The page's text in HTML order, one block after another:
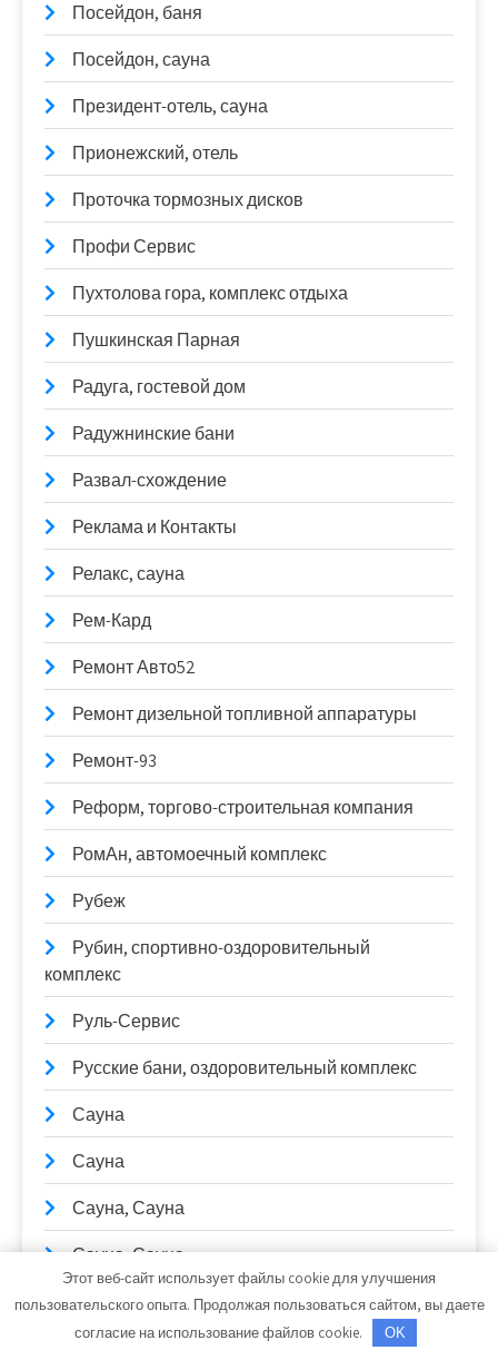
Посейдон, баня
Посейдон, сауна
Президент-отель, сауна
Прионежский, отель
Проточка тормозных дисков
Профи Сервис
Пухтолова гора, комплекс отдыха
Пушкинская Парная
Радуга, гостевой дом
Радужнинские бани
Развал-схождение
Реклама и Контакты
Релакс, сауна
Рем-Кард
Ремонт Авто52
Ремонт дизельной топливной аппаратуры
Ремонт-93
Реформ, торгово-строительная компания
РомАн, автомоечный комплекс
Рубеж
Рубин, спортивно-оздоровительный
комплекс
Руль-Сервис
Русские бани, оздоровительный комплекс
Сауна
Сауна
Сауна, Сауна
Сауна, Сауна
Сауна, Сауна
Сауны Питера, оздоровительный комплекс
Этот веб-сайт использует файлы cookie для улучшения
пользовательского опыта. Продолжая пользоваться сайтом, вы даете
согласие на использование файлов cookie.
OK